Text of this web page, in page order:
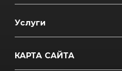
Услуги
КАРТА САЙТА